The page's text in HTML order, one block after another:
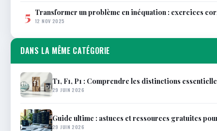
5 Transformer un problème en inéquation : exercices
12 NOV 2025
DANS LA MÊME CATÉGORIE
T1, F1, P1 : Comprendre les distinctions
29 JUIN 2026
Guide ultime : astuces et ressources gratuites
29 JUIN 2026